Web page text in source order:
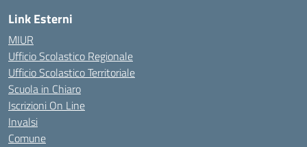
Link Esterni
MIUR
Ufficio Scolastico Regionale
Ufficio Scolastico Territoriale
Scuola in Chiaro
Iscrizioni On Line
Invalsi
Comune